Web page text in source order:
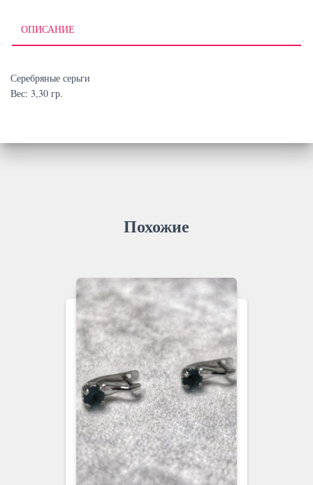
ОПИСАНИЕ
Серебряные серьги
Вес: 3,30 гр.
Похожие